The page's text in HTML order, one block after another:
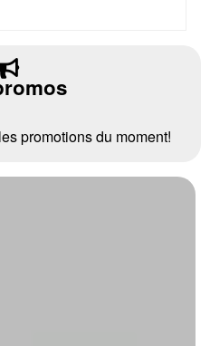
promotions du moment!